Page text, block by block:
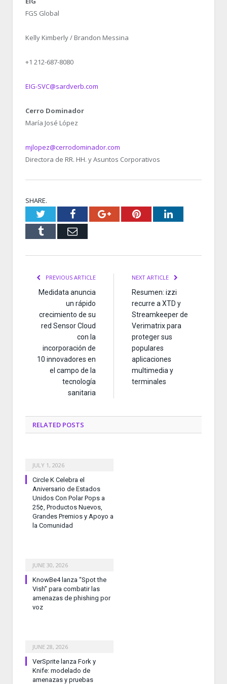
FGS Global
Kelly Kimberly / Brandon Messina
+1 212-687-8080
EIG-SVC@sardverb.com
Cerro Dominador
María José López
mjlopez@cerrodominador.com
Directora de RR. HH. y Asuntos Corporativos
SHARE.
TwitterFacebookGoogle+PinterestLinkedIn
Tumblr Email
PREVIOUS ARTICLE
Medidata anuncia
un rápido
crecimiento de su
red Sensor Cloud
con la
incorporación de
10 innovadores en
el campo de la
tecnología
sanitaria
NEXT ARTICLE
Resumen: izzi
recurre a XTD y
Streamkeeper de
Verimatrix para
proteger sus
populares
aplicaciones
multimedia y
terminales
RELATED POSTS
JULY 1, 2026
Circle K Celebra el
Aniversario de Estados
Unidos Con Polar Pops a
25¢, Productos Nuevos,
Grandes Premios y Apoyo a
la Comunidad
JUNE 30, 2026
KnowBe4 lanza “Spot the
Vish” para combatir las
amenazas de phishing por
voz
JUNE 28, 2026
VerSprite lanza Fork y
Knife: modelado de
amenazas y pruebas